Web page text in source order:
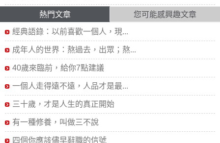
熱門文章 您可能感興趣文章
經典語錄：以前喜歡一個人，現...
成年人的世界：熬過去，出眾；熬...
40歲來臨前，給你7點建議
一個人走得遠不遠，人品才是最...
三十歲，才是人生的真正開始
有一種修養，叫做三不說
四個你應該儘早辭職的信號